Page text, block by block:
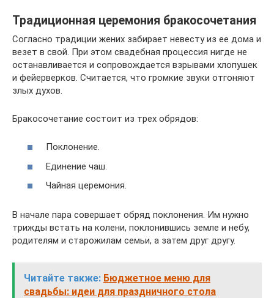
Традиционная церемония бракосочетания
Согласно традиции жених забирает невесту из ее дома и
везет в свой. При этом свадебная процессия нигде не
останавливается и сопровождается взрывами хлопушек
и фейерверков. Считается, что громкие звуки отгоняют
злых духов.
Бракосочетание состоит из трех обрядов:
Поклонение.
Единение чаш.
Чайная церемония.
В начале пара совершает обряд поклонения. Им нужно
трижды встать на колени, поклонившись земле и небу,
родителям и старожилам семьи, а затем друг другу.
Читайте также: Бюджетное меню для
свадьбы: идеи для праздничного стола